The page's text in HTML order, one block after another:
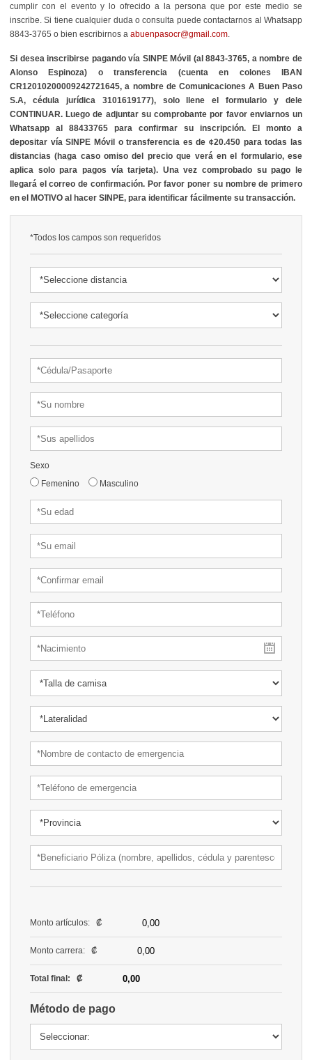
cumplir con el evento y lo ofrecido a la persona que por este medio se
inscribe. Si tiene cualquier duda o consulta puede contactarnos al Whatsapp
8843-3765 o bien escribirnos a abuenpasocr@gmail.com
Si desea inscribirse pagando vía SINPE Móvil (al 8843-3765, a nombre de
Alonso Espinoza) o transferencia (cuenta en colones IBAN
CR12010200009242721645, a nombre de Comunicaciones A Buen Paso
S.A, cédula jurídica 3101619177), solo llene el formulario y dele
CONTINUAR. Luego de adjuntar su comprobante por favor enviarnos un
Whatsapp al 88433765 para confirmar su inscripción. El monto a
depositar vía SINPE Móvil o transferencia es de ¢20.450 para todas las
distancias (haga caso omiso del precio que verá en el formulario, ese
aplica solo para pagos vía tarjeta). Una vez comprobado su pago le
llegará el correo de confirmación. Por favor poner su nombre de primero
en el MOTIVO al hacer SINPE, para identificar fácilmente su transacción.
*Todos los campos son requeridos
Sexo
Femenino
Masculino
Monto artículos: ₡
Monto carrera: ₡
Total final: ₡
Método de pago